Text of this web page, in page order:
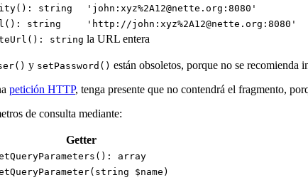
string
'john:xyz%2A12@nette.org:8080'
string
'http://john:xyz%2A12@nette.org:8080'
string la URL entera
y setPassword() están obsoletos, porque no se recomienda
petición HTTP, tenga presente que no contendrá el fragmento,
de consulta mediante:
Getter
array
$name)